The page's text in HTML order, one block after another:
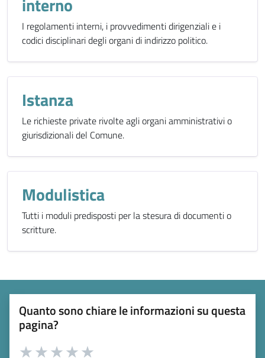
I regolamenti interni, i provvedimenti dirigenziali e i
codici disciplinari degli organi di indirizzo politico.
Istanza
Le richieste private rivolte agli organi amministrativi o
giurisdizionali del Comune.
Modulistica
Tutti i moduli predisposti per la stesura di documenti o
scritture.
Quanto sono chiare le informazioni su questa
pagina?